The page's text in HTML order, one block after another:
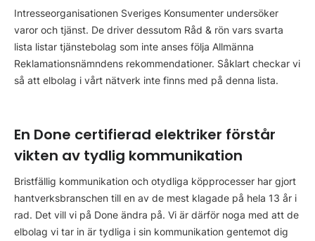
Intresseorganisationen Sveriges Konsumenter undersöker
varor och tjänst. De driver dessutom Råd & rön vars svarta
lista listar tjänstebolag som inte anses följa Allmänna
Reklamationsnämndens rekommendationer. Såklart checkar vi
så att elbolag i vårt nätverk inte finns med på denna lista.
En Done certifierad elektriker förstår
vikten av tydlig kommunikation
Bristfällig kommunikation och otydliga köpprocesser har gjort
hantverksbranschen till en av de mest klagade på hela 13 år i
rad. Det vill vi på Done ändra på. Vi är därför noga med att de
elbolag vi tar in är tydliga i sin kommunikation gentemot dig